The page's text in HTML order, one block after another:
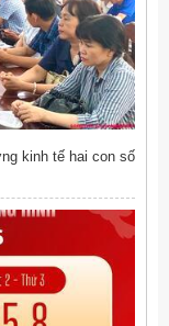
kinh tế hai con số